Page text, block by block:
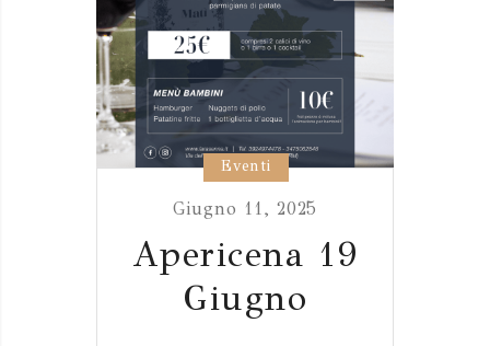
Eventi
Giugno 11, 2025
Apericena 19
Giugno